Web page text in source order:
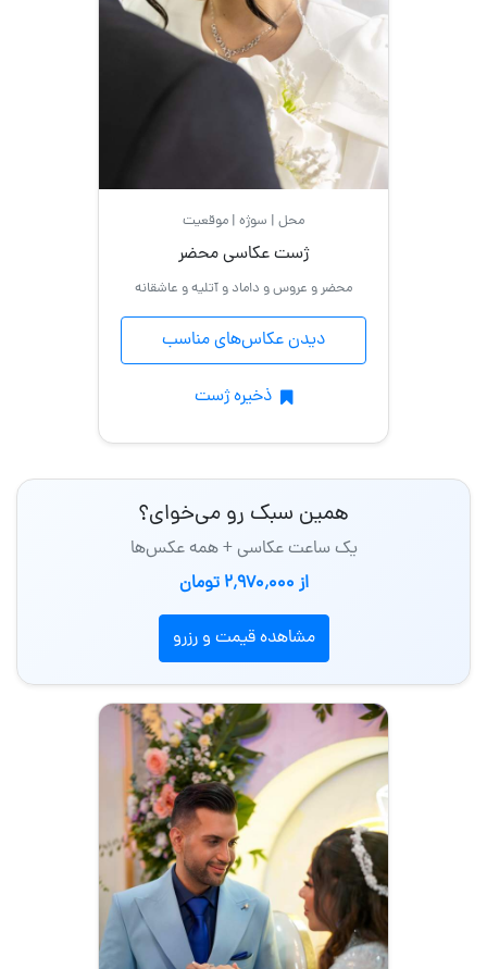
محل | سوژه | موقعیت
ژست عکاسی محضر
محضر و عروس و داماد و آتلیه و عاشقانه
دیدن عکاس‌های مناسب
ذخیره ژست
همین سبک رو می‌خوای؟
یک ساعت عکاسی + همه عکس‌ها
از 2٬970٬000 تومان
مشاهده قیمت و رزرو